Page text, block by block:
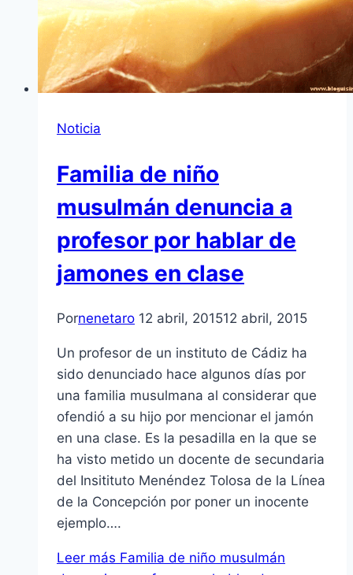
Noticia
Familia de niño
musulmán denuncia a
profesor por hablar de
jamones en clase
Pornenetaro 12 abril, 201512 abril, 2015
Un profesor de un instituto de Cádiz ha
sido denunciado hace algunos días por
una familia musulmana al considerar que
ofendió a su hijo por mencionar el jamón
en una clase. Es la pesadilla en la que se
ha visto metido un docente de secundaria
del Insitituto Menéndez Tolosa de la Línea
de la Concepción por poner un inocente
ejemplo….
Leer más Familia de niño musulmán